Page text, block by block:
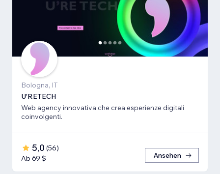
Bologna, IT
U'RETECH
Web agency innovativa che crea esperienze digitali
coinvolgenti.
5,0 (56)
Ab 69 $
Ansehen